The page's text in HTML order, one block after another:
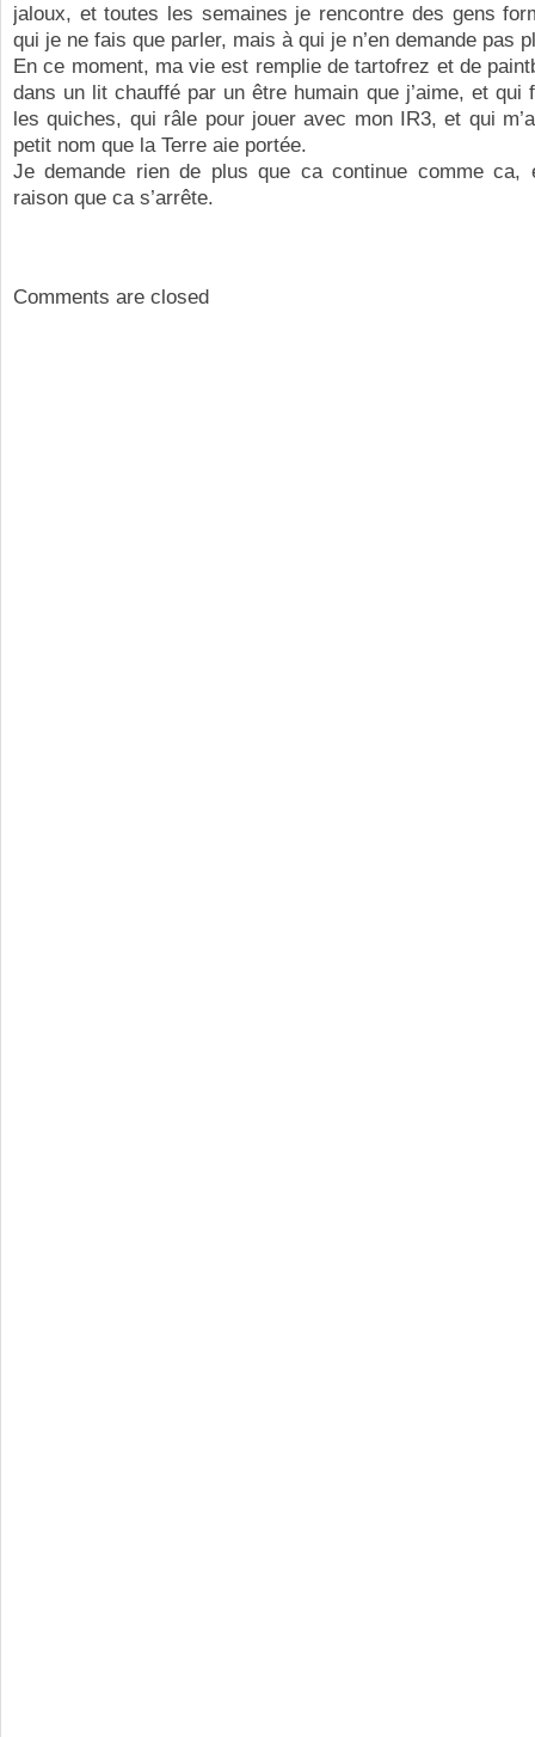
jaloux, et toutes les semaines je rencontre des gens
qui je ne fais que parler, mais à qui je n’en demande pas
En ce moment, ma vie est remplie de tartofrez et de
dans un lit chauffé par un être humain que j’aime, et qui
les quiches, qui râle pour jouer avec mon IR3, et qui
petit nom que la Terre aie portée.
Je demande rien de plus que ca continue comme ca,
raison que ca s’arrête.
Comments are closed